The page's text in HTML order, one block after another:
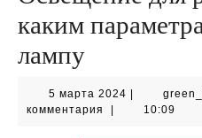
каким
лампу
5 марта 2024 5
марта
комментария
10:09